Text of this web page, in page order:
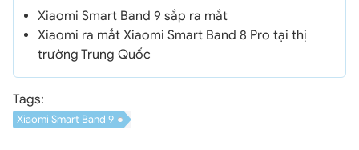
Xiaomi Smart Band 9 sắp ra mắt
Xiaomi ra mắt Xiaomi Smart Band 8 Pro tại thị
trường Trung Quốc
Tags:
Xiaomi Smart Band 9